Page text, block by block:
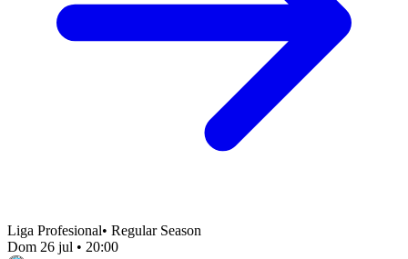
Liga Profesional• Regular Season
Dom 26 jul • 20:00